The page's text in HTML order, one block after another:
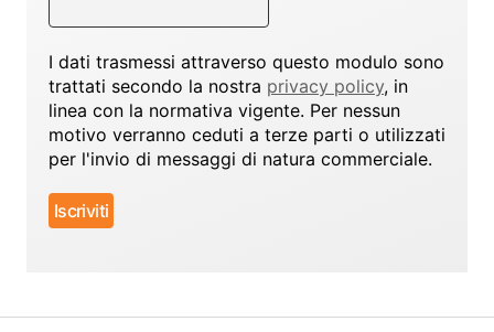
I dati trasmessi attraverso questo modulo sono
trattati secondo la nostra privacy policy, in
linea con la normativa vigente. Per nessun
motivo verranno ceduti a terze parti o utilizzati
per l'invio di messaggi di natura commerciale.